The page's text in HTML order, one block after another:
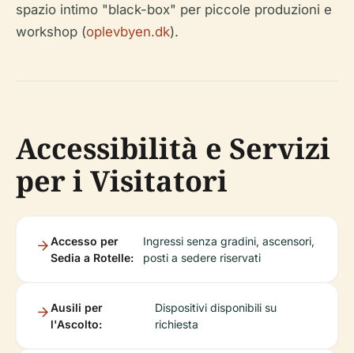
spazio intimo "black-box" per piccole produzioni e
workshop (oplevbyen.dk).
Accessibilità e Servizi
per i Visitatori
Accesso per
Sedia a Rotelle:
Ingressi senza gradini, ascensori,
posti a sedere riservati
Ausili per
l'Ascolto:
Dispositivi disponibili su
richiesta